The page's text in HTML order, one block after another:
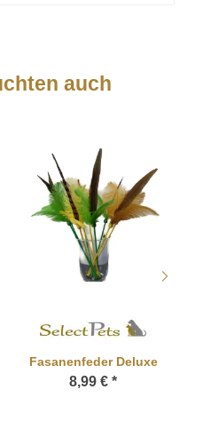
auch
Fasanenfeder Deluxe
8,99 € *